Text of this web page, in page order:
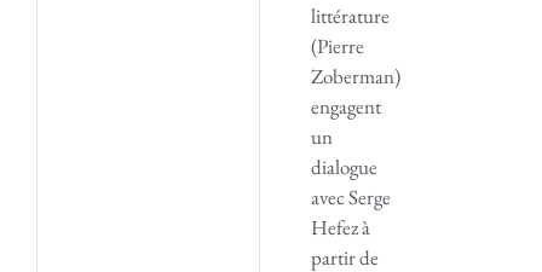
littérature
(Pierre
Zoberman)
engagent
un
dialogue
avec Serge
Hefez à
partir de